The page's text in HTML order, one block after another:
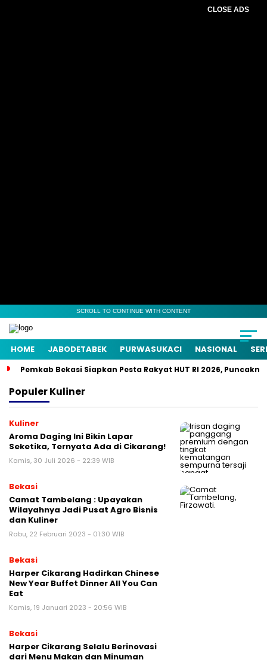
CLOSE ADS
SCROLL TO CONTINUE WITH CONTENT
HOME JABODETABEK PURWASUKACI NASIONAL
Pemkab Bekasi Siapkan Pesta Rakyat HUT RI 2026,
PopulerKuliner
Kuliner
Aroma Daging Ini Bikin Lapar
Seketika, Ternyata Ada di Cikarang!
Kamis, 30 Juli 2026 - 22:39 WIB
Bekasi
Camat Tambelang : Upayakan
Wilayahnya Jadi Pusat Agro Bisnis
dan Kuliner
Rabu, 22 Februari 2023 - 01:30 WIB
Bekasi
Harper Cikarang Hadirkan Chinese
New Year Buffet Dinner All You Can
Eat
Kamis, 19 Januari 2023 - 20:56 WIB
Bekasi
Harper Cikarang Selalu Berinovasi
dari Menu Makan dan Minuman